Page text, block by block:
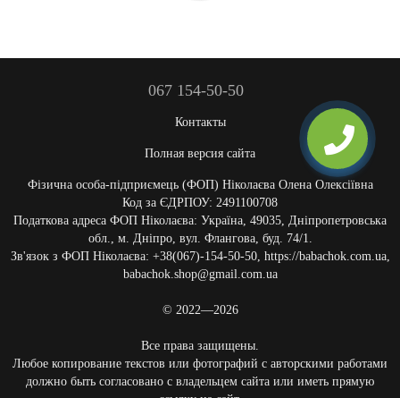
067 154-50-50
Контакты
Полная версия сайта
Фізична особа-підприємець (ФОП) Ніколаєва Олена Олексіївна
Код за ЄДРПОУ: 2491100708
Податкова адреса ФОП Ніколаєва: Україна, 49035, Дніпропетровська
обл., м. Дніпро, вул. Флангова, буд. 74/1.
Зв'язок з ФОП Ніколаєва: +38(067)-154-50-50, https://babachok.com.ua,
babachok.shop@gmail.com.ua
© 2022—2026
Все права защищены.
Любое копирование текстов или фотографий с авторскими работами
должно быть согласовано с владельцем сайта или иметь прямую